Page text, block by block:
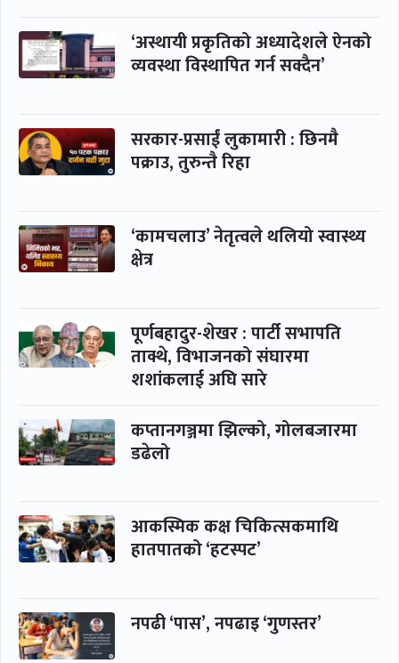
‘अस्थायी प्रकृतिको अध्यादेशले ऐनको
व्यवस्था विस्थापित गर्न सक्दैन’
सरकार-प्रसाईं लुकामारी : छिनमै
पक्राउ, तुरुन्तै रिहा
‘कामचलाउ’ नेतृत्वले थलियो स्वास्थ्य
क्षेत्र
पूर्णबहादुर-शेखर : पार्टी सभापति
ताक्थे, विभाजनको संघारमा
शशांकलाई अघि सारे
कप्तानगञ्जमा झिल्को, गोलबजारमा
डढेलो
आकस्मिक कक्ष चिकित्सकमाथि
हातपातको ‘हटस्पट’
नपढी ‘पास’, नपढाइ ‘गुणस्तर’